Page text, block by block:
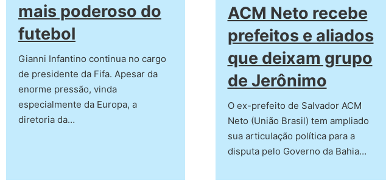
mais poderoso do
futebol
Gianni Infantino continua no cargo
de presidente da Fifa. Apesar da
enorme pressão, vinda
especialmente da Europa, a
diretoria da…
ACM Neto recebe
prefeitos e aliados
que deixam grupo
de Jerônimo
O ex-prefeito de Salvador ACM
Neto (União Brasil) tem ampliado
sua articulação política para a
disputa pelo Governo da Bahia…